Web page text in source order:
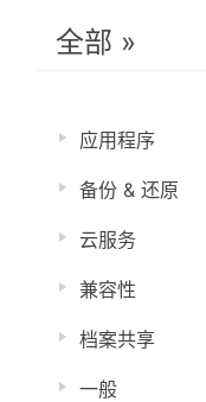
全部 »
应用程序
备份 & 还原
云服务
兼容性
档案共享
一般